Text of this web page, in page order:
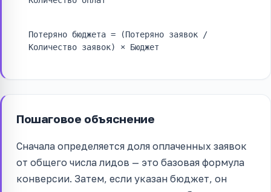
Потеряно бюджета = (Потеряно заявок /
Количество заявок) × Бюджет
Пошаговое объяснение
Сначала определяется доля оплаченных заявок
от общего числа лидов — это базовая формула
конверсии. Затем, если указан бюджет, он